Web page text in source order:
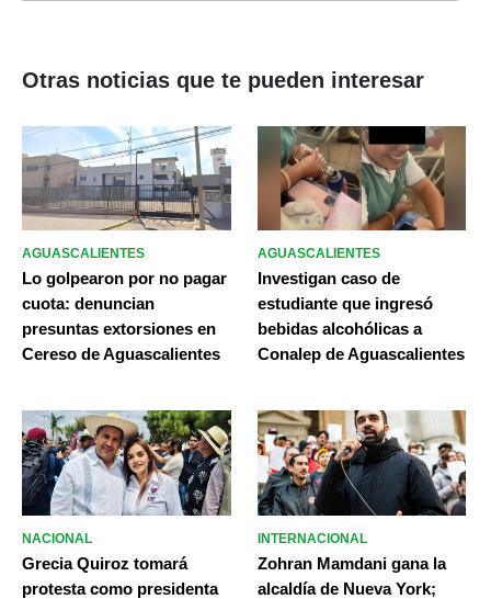
Otras noticias que te pueden interesar
AGUASCALIENTES
Lo golpearon por no pagar
cuota: denuncian
presuntas extorsiones en
Cereso de Aguascalientes
AGUASCALIENTES
Investigan caso de
estudiante que ingresó
bebidas alcohólicas a
Conalep de Aguascalientes
NACIONAL
Grecia Quiroz tomará
protesta como presidenta
INTERNACIONAL
Zohran Mamdani gana la
alcaldía de Nueva York;